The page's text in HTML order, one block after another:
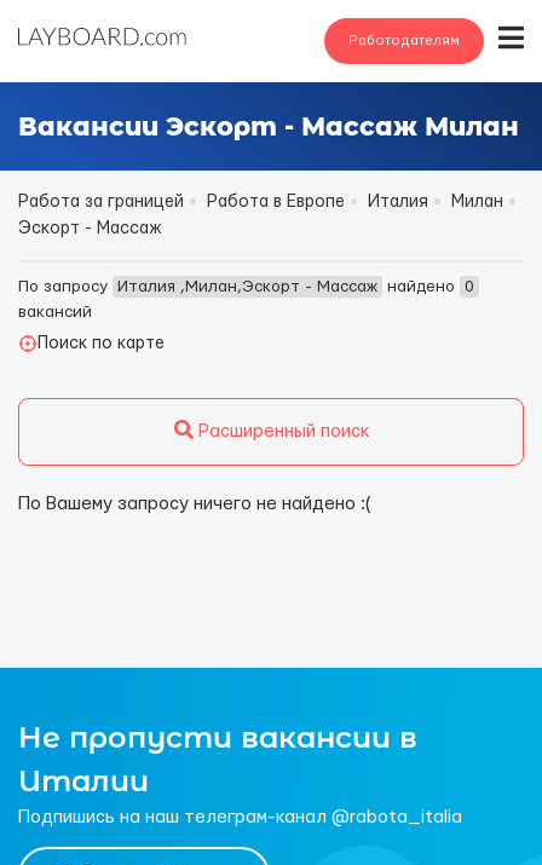
Работодателям
Вакансии Эскорт - Массаж Милан
Работа за границей Работа в Европе Италия
Милан
Эскорт - Массаж
По запросу Италия ,Милан,Эскорт - Массаж найдено
0
вакансий
Поиск по карте
Расширенный поиск
По Вашему запросу ничего не найдено :(
Не пропусти вакансии в
Италии
Подпишись на наш телеграм-канал @rabota_italia